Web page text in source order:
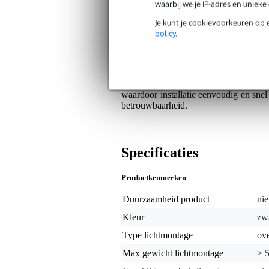
waarbij we je IP-adres en
Je kunt je cookievoorkeuren
policy.
Sterk materiaal voor zware lasten
het gebruik van 316 roestvrij
omstandigheden. De klem is
waardoor installatie eenvoudig en
betrouwbaarheid.
Specificaties
Productkenmerken
Duurzaamheid product
Kleur
Type lichtmontage
Max gewicht lichtmontage
>